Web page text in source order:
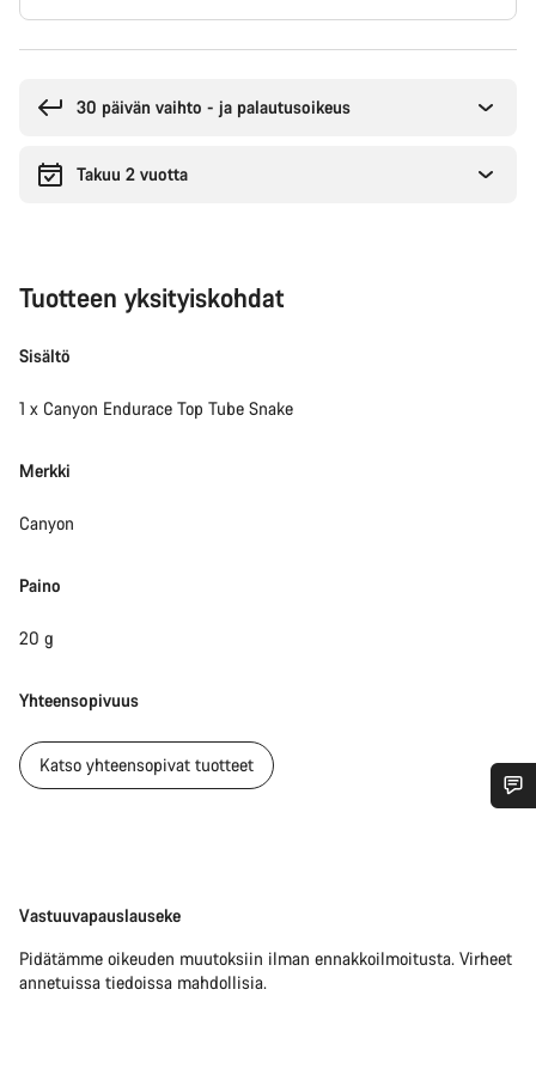
30 päivän vaihto - ja palautusoikeus
Takuu 2 vuotta
Tuotteen yksityiskohdat
Sisältö
1 x Canyon Endurace Top Tube Snake
Merkki
Canyon
Paino
20 g
Yhteensopivuus
Katso yhteensopivat tuotteet
Vastuuvapauslauseke
Vastuuvapauslauseke
Pidätämme oikeuden muutoksiin ilman ennakkoilmoitusta. Virheet
annetuissa tiedoissa mahdollisia.
vastaamaan kysymyksiisi.
Aloita chat